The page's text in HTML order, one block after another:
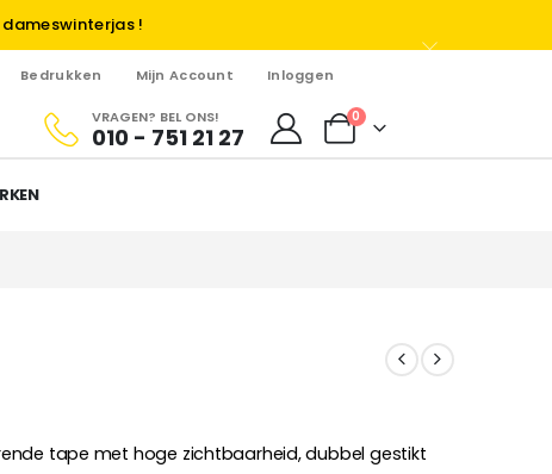
!
Bedrukken Mijn Account Inloggen
VRAGEN? BEL ONS!
010 - 751 21 27
0
tape met hoge zichtbaarheid, dubbel gestikt